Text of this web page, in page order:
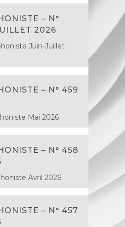
– N°
2026
Juin-Juillet
– N° 459
Mai 2026
– N° 458
Avril 2026
– N° 457